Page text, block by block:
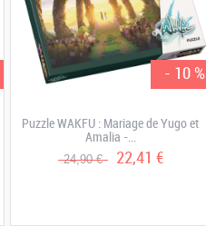
- 10 %
Puzzle WAKFU : Mariage de Yugo et
Amalia -...
24,90 € 22,41 €